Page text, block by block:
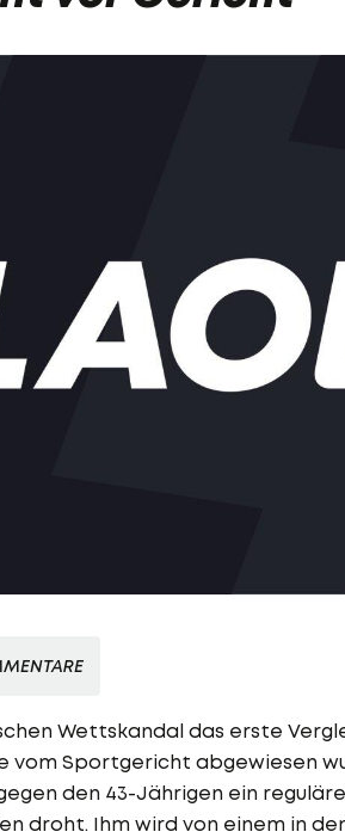
Wettskandal das erste
vom Sportgericht abgewiesen
den 43-Jährigen ein
droht. Ihm wird von einem in